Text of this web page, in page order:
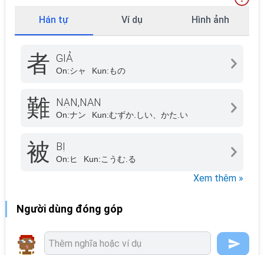
Hán tự Ví dụ Hình ảnh
者 GIẢ
On:シャ Kun:もの
難 NẠN,NAN
On:ナン Kun:むずか.しい、かた.い
被 BỊ
On:ヒ Kun:こうむ.る
Xem thêm »
Người dùng đóng góp